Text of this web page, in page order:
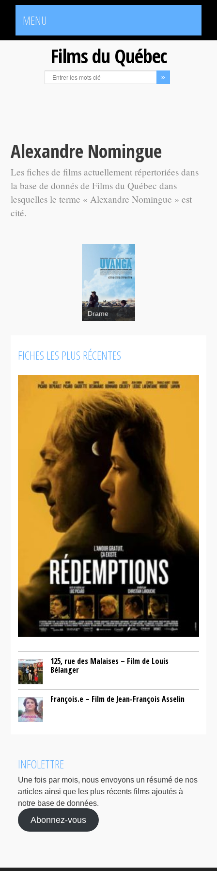
MENU
Films du Québec
Alexandre Nomingue
Les fiches de films actuellement répertoriées dans
la base de donnés de Films du Québec dans
lesquelles le terme « Alexandre Nomingue » est
cité.
Drame
FICHES LES PLUS RÉCENTES
125, rue des Malaises – Film de Louis
Bélanger
François.e – Film de Jean-François Asselin
INFOLETTRE
Une fois par mois, nous envoyons un résumé de nos
articles ainsi que les plus récents films ajoutés à
notre base de données.
Abonnez-vous